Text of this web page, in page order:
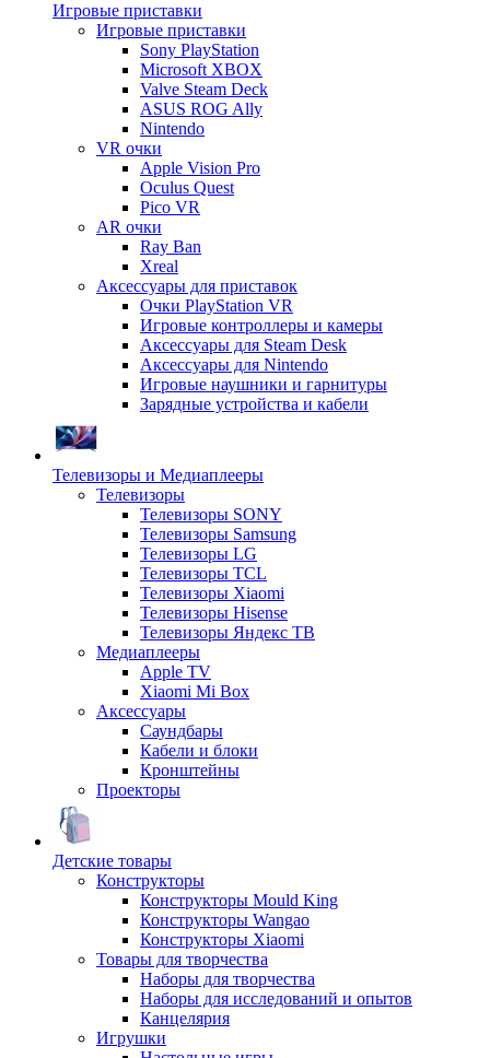
Игровые приставки
Игровые приставки
Sony PlayStation
Microsoft XBOX
Valve Steam Deck
ASUS ROG Ally
Nintendo
VR очки
Apple Vision Pro
Oculus Quest
Pico VR
AR очки
Ray Ban
Xreal
Аксессуары для приставок
Очки PlayStation VR
Игровые контроллеры и камеры
Аксессуары для Steam Desk
Аксессуары для Nintendo
Игровые наушники и гарнитуры
Зарядные устройства и кабели
Телевизоры и Медиаплееры
Телевизоры
Телевизоры SONY
Телевизоры Samsung
Телевизоры LG
Телевизоры TCL
Телевизоры Xiaomi
Телевизоры Hisense
Телевизоры Яндекс ТВ
Медиаплееры
Apple TV
Xiaomi Mi Box
Аксессуары
Саундбары
Кабели и блоки
Кронштейны
Проекторы
Детские товары
Конструкторы
Конструкторы Mould King
Конструкторы Wangao
Конструкторы Xiaomi
Товары для творчества
Наборы для творчества
Наборы для исследований и опытов
Канцелярия
Игрушки